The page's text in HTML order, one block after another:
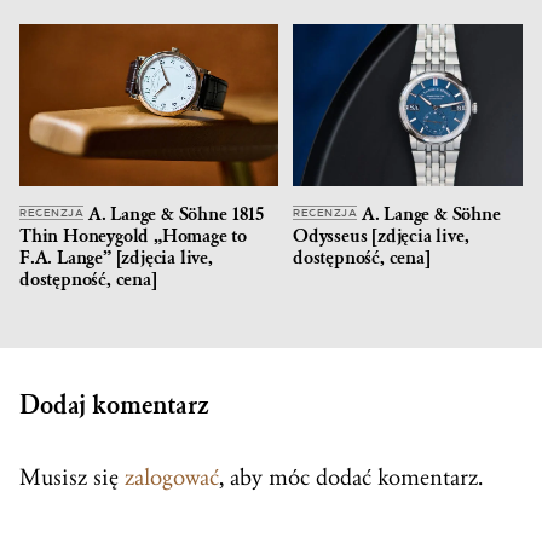
RECENZJA A. Lange & Söhne 1815
Thin Honeygold „Homage to
F.A. Lange” [zdjęcia live,
dostępność, cena]
RECENZJA A. Lange & Söhne
Odysseus [zdjęcia live,
dostępność, cena]
Dodaj komentarz
Musisz się zalogować, aby móc dodać komentarz.